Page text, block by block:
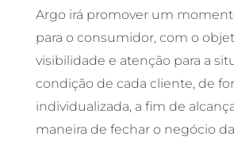
Argo irá promover um
para o consumidor, com o
visibilidade e atenção para a
condição de cada cliente, de
individualizada, a fim de
maneira de fechar o negócio